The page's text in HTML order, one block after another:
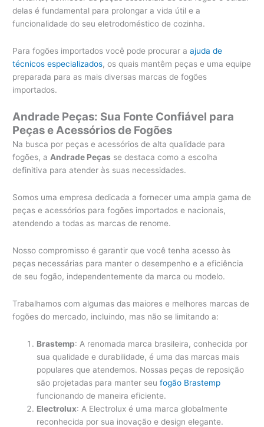
delas é fundamental para prolongar a vida útil e a
funcionalidade do seu eletrodoméstico de cozinha.
Para fogões importados você pode procurar aajuda de
técnicos especializados, os quais mantêm peças e uma equipe
preparada para as mais diversas marcas de fogões
importados.
Andrade Peças: Sua Fonte Confiável para
Peças e Acessórios de Fogões
Na busca por peças e acessórios de alta qualidade para
fogões, a Andrade Peças se destaca como a escolha
definitiva para atender às suas necessidades.
Somos uma empresa dedicada a fornecer uma ampla gama de
peças e acessórios para fogões importados e nacionais,
atendendo a todas as marcas de renome.
Nosso compromisso é garantir que você tenha acesso às
peças necessárias para manter o desempenho e a eficiência
de seu fogão, independentemente da marca ou modelo.
Trabalhamos com algumas das maiores e melhores marcas de
fogões do mercado, incluindo, mas não se limitando a:
Brastemp: A renomada marca brasileira, conhecida por
sua qualidade e durabilidade, é uma das marcas mais
populares que atendemos. Nossas peças de reposição
são projetadas para manter seufogão Brastemp
funcionando de maneira eficiente.
Electrolux: A Electrolux é uma marca globalmente
reconhecida por sua inovação e design elegante.